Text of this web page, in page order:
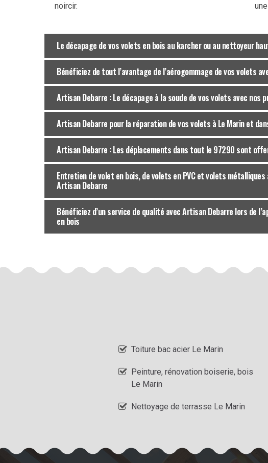
noircir.
Le décapage de vos volets en bois au karcher ou au nettoyeur
Bénéficiez de tout l’avantage de l’aérogommage de vos volets
Artisan Debarre : Le décapage à la soude de vos volets avec nos
Artisan Debarre pour la réparation de vos volets à Le Marin et
Artisan Debarre : Les déplacements dans tout le 97290 sont
Entretien de volet en bois, de volets en PVC et volets métalliques
Artisan Debarre
Bénéficiez d’un service de qualité avec Artisan Debarre lors de
en bois
Toiture bac acier Le Marin
Peinture, rénovation boiserie, bois
Le Marin
Nettoyage de terrasse Le Marin